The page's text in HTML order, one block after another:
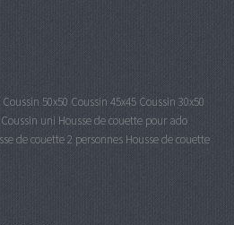
Coussin 50x50 Coussin 45x45Coussin 30x50
Coussin uni Housse de couette pour ado
de couette 2 personnes Housse de couette